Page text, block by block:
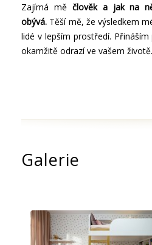
Zajímá mě člověk a jak na
obývá. Těší mě, že výsledkem
lidé v lepším prostředí. Přináším
okamžitě odrazí ve vašem životě.
Galerie